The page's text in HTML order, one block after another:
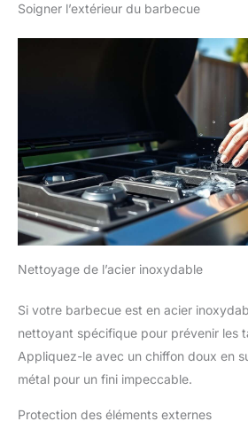
Soigner l’extérieur du barbecue
Nettoyage de l’acier inoxydable
Si votre barbecue est en acier
nettoyant spécifique pour prévenir les
Appliquez-le avec un chiffon doux en
métal pour un fini impeccable.
Protection des éléments externes